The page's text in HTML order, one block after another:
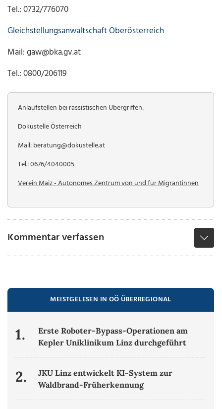
Tel.: 0732/776070
Gleichstellungsanwaltschaft Oberösterreich
Mail: gaw@bka.gv.at
Tel.: 0800/206119
Anlaufstellen bei rassistischen Übergriffen:
Dokustelle Österreich
Mail: beratung@dokustelle.at
Tel.: 0676/4040005
Verein Maiz - Autonomes Zentrum von und für Migrantinnen
Kommentar verfassen
MEISTGELESEN IN OÖ ÜBERREGIONAL
1.
Erste Roboter-Bypass-Operationen am
Kepler Uniklinikum Linz durchgeführt
2.
JKU Linz entwickelt KI-System zur
Waldbrand-Früherkennung